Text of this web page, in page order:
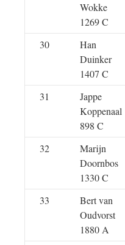
Wokke
1269 C
30
Han
Duinker
1407 C
31
Jappe
Koppenaal
898 C
32
Marijn
Doornbos
1330 C
33
Bert van
Oudvorst
1880 A